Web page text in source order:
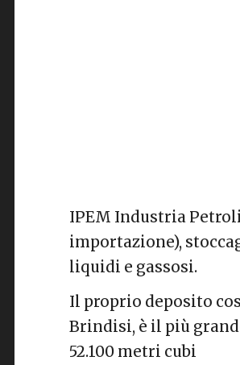
IPEM Industria
importazione),
liquidi e gassosi.
Il proprio deposito
Brindisi, è il più
52.100 metri cubi